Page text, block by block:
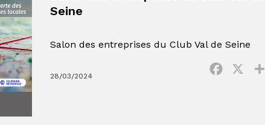
Seine
Salon des entreprises du Club Val de Seine
28/03/2024
Facebook